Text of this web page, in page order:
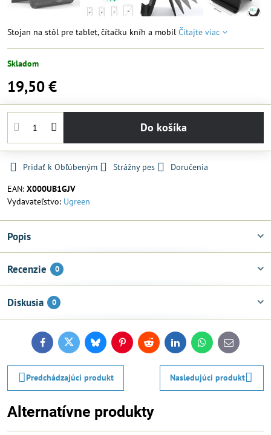
Stojan na stôl pre tablet, čítačku kníh a mobil Čítajte viac
Skladom
19,50 €
Do košíka
Pridať k Obľúbeným Strážny pes
Doručenia
EAN: X000UB1GJV
Vydavateľstvo: Ugreen
Popis
Recenzie 0
Diskusia 0
FacebookTwitterBlueskyPinterestReddit LinkedInWhatsApp
E-
mail
Predchádzajúci produkt Nasledujúci produkt
Alternatívne produkty